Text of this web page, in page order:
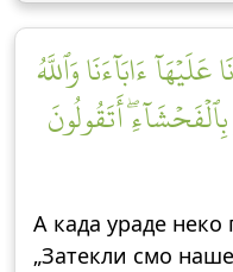
ءَابَآءَنَا وَٱللَّهُ
أَتَقُولُونَ
А када ураде неко
„Затекли смо